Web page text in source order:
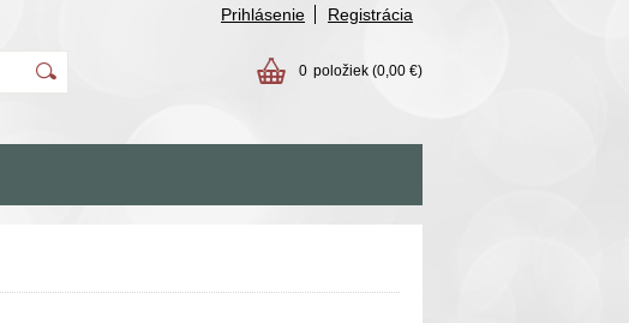
Prihlásenie Registrácia
0 položiek (0,00 €)